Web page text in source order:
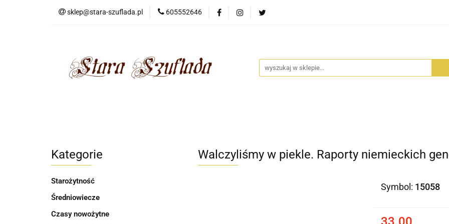
sklep@stara-szuflada.pl 605552646
NOWOŚCI STARA SZUFLADA
Kategorie
Starożytność
Średniowiecze
Czasy nowożytne
Walczyliśmy w piekle. Raporty niemieckich
Symbol: 15058